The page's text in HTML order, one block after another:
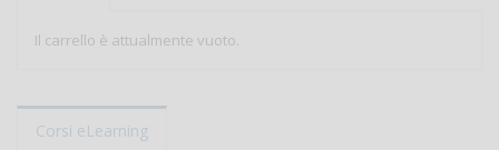
Il carrello è attualmente vuoto.
Corsi eLearning